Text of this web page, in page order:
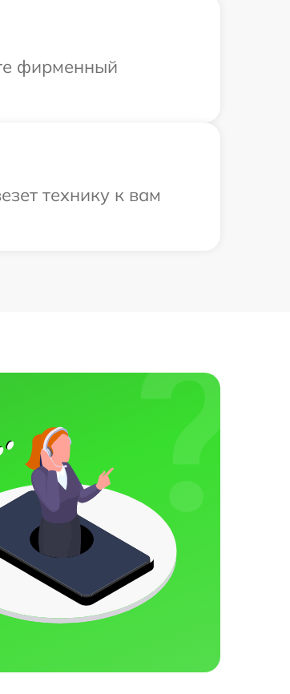
фирменный
технику к вам